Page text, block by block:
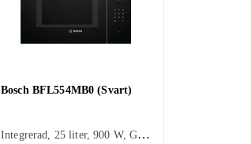
Bosch BFL554MB0 (Svart)
Integrerad, 25 liter, 900 W, Grillfunktion